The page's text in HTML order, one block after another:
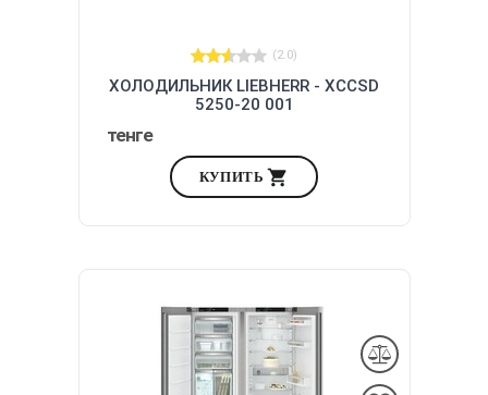
(2.0)
ХОЛОДИЛЬНИК LIEBHERR - XCCSD
5250-20 001
тенге
КУПИТЬ